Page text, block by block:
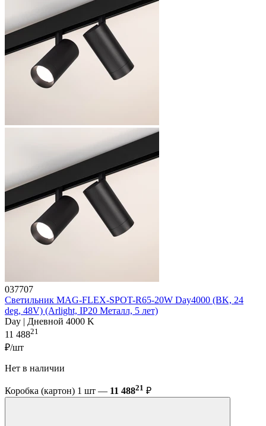
037707
Светильник MAG-FLEX-SPOT-R65-20W Day4000 (BK, 24
deg, 48V) (Arlight, IP20 Металл, 5 лет)
Day | Дневной 4000 K
11 48821
₽/шт
Нет в наличии
Коробка (картон) 1 шт — 11 48821 ₽